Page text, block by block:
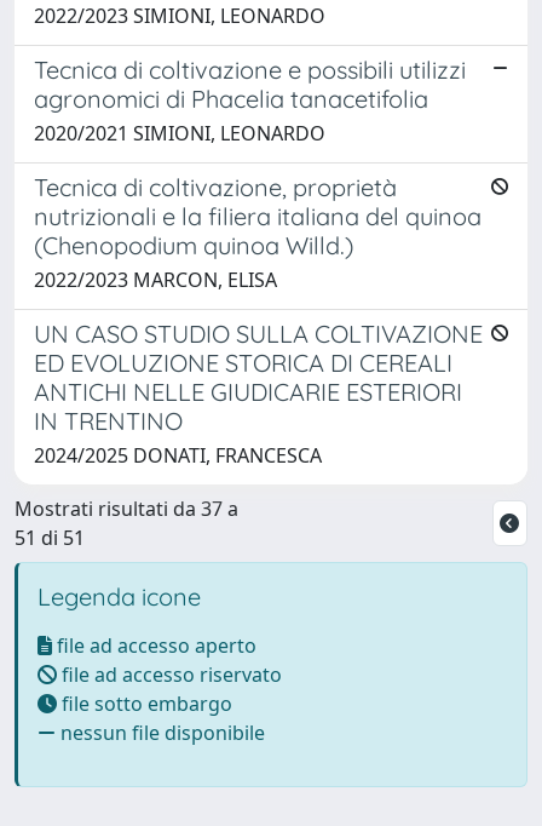
2022/2023 SIMIONI, LEONARDO
Tecnica di coltivazione e possibili utilizzi
agronomici di Phacelia tanacetifolia
2020/2021 SIMIONI, LEONARDO
Tecnica di coltivazione, proprietà
nutrizionali e la filiera italiana del quinoa
(Chenopodium quinoa Willd.)
2022/2023 MARCON, ELISA
UN CASO STUDIO SULLA COLTIVAZIONE
ED EVOLUZIONE STORICA DI CEREALI
ANTICHI NELLE GIUDICARIE ESTERIORI
IN TRENTINO
2024/2025 DONATI, FRANCESCA
Mostrati risultati da 37 a
51 di 51
Legenda icone
file ad accesso aperto
file ad accesso riservato
file sotto embargo
nessun file disponibile